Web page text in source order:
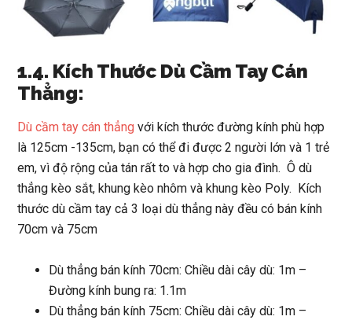
1.4. Kích Thước Dù Cầm Tay Cán
Thẳng:
Dù cầm tay cán thẳng với kích thước đường kính phù hợp
là 125cm -135cm, bạn có thể đi được 2 người lớn và 1 trẻ
em, vì độ rộng của tán rất to và hợp cho gia đình. Ô dù
thẳng kèo sắt, khung kèo nhôm và khung kèo Poly. Kích
thước dù cầm tay cả 3 loại dù thẳng này đều có bán kính
70cm và 75cm
Dù thẳng bán kính 70cm: Chiều dài cây dù: 1m –
Đường kính bung ra: 1.1m
Dù thẳng bán kính 75cm: Chiều dài cây dù: 1m –